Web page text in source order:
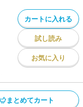
カートに入れる
試し読み
お気に入り
まとめてカート